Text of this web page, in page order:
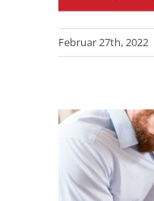
Februar 27th, 2022